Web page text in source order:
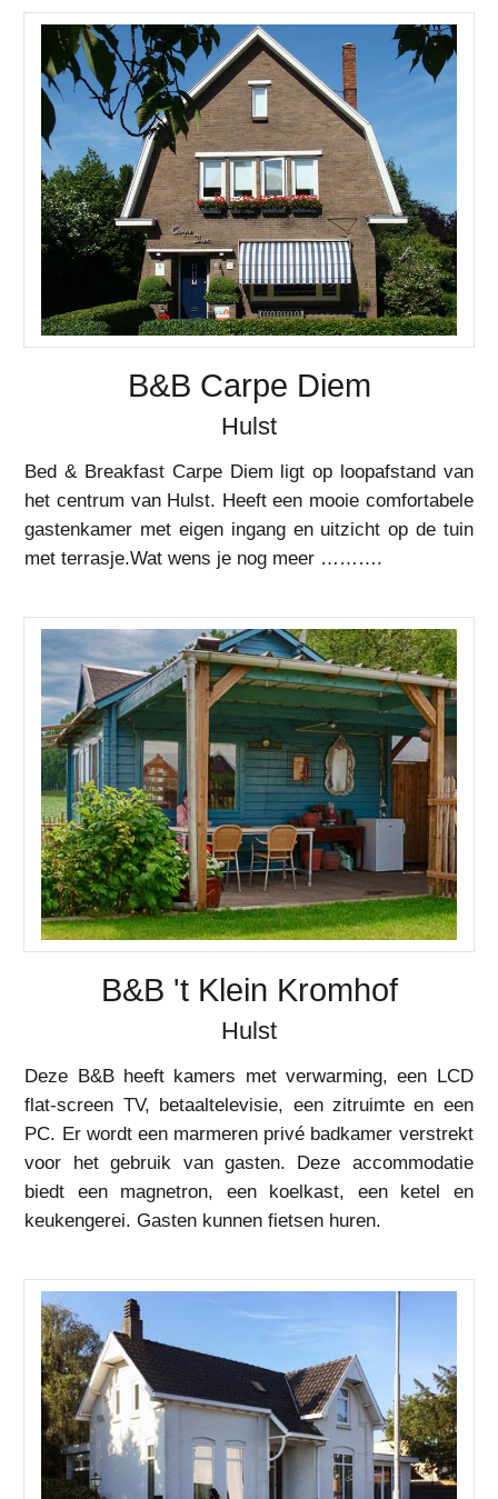
B&B Carpe Diem
Hulst
Bed & Breakfast Carpe Diem ligt op loopafstand van
het centrum van Hulst. Heeft een mooie comfortabele
gastenkamer met eigen ingang en uitzicht op de tuin
met terrasje.Wat wens je nog meer ……….
B&B 't Klein Kromhof
Hulst
Deze B&B heeft kamers met verwarming, een LCD
flat-screen TV, betaaltelevisie, een zitruimte en een
PC. Er wordt een marmeren privé badkamer verstrekt
voor het gebruik van gasten. Deze accommodatie
biedt een magnetron, een koelkast, een ketel en
keukengerei. Gasten kunnen fietsen huren.